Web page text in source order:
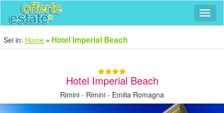
Sei in: Home Hotel Imperial Beach
Hotel Imperial Beach
Rimini - Rimini - Emilia Romagna